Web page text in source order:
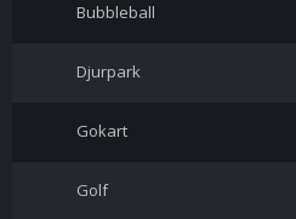
Bubbleball
Djurpark
Gokart
Golf